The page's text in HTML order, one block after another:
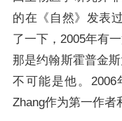
的在《自然》发表
了一下，2005年有
那是约翰斯霍普金
不可能是他。
Zhang作为第一作者